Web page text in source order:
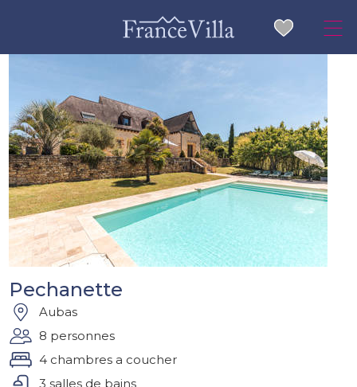
Pechanette
Aubas
8 personnes
4 chambres a coucher
3 salles de bains